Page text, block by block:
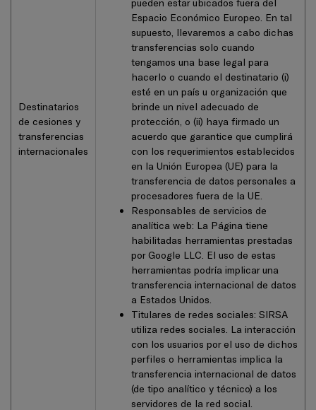
Destinatarios
de cesiones y
transferencias
internacionales
pueden estar ubicados fuera del
Espacio Económico Europeo. En tal
supuesto, llevaremos a cabo dichas
transferencias solo cuando
tengamos una base legal para
hacerlo o cuando el destinatario (i)
esté en un país u organización que
brinde un nivel adecuado de
protección, o (ii) haya firmado un
acuerdo que garantice que cumplirá
con los requerimientos establecidos
en la Unión Europea (UE) para la
transferencia de datos personales a
procesadores fuera de la UE.
Responsables de servicios de
analítica web: La Página tiene
habilitadas herramientas prestadas
por Google LLC. El uso de estas
herramientas podría implicar una
transferencia internacional de datos
a Estados Unidos.
Titulares de redes sociales: SIRSA
utiliza redes sociales. La interacción
con los usuarios por el uso de dichos
perfiles o herramientas implica la
transferencia internacional de datos
(de tipo analítico y técnico) a los
servidores de la red social.